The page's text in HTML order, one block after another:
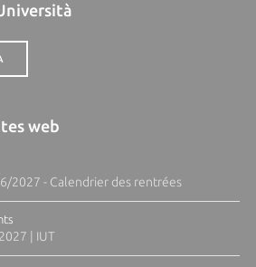
web
2027 - Calendrier des rentrées
| IUT